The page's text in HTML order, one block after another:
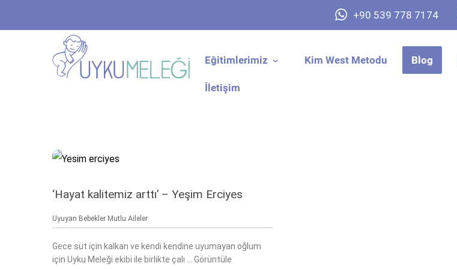
+90 539 778 7174
Eğitimlerimiz Kim West Metodu Blog
İletişim
‘Hayat kalitemiz arttı’ – Yeşim Erciyes
Uyuyan Bebekler Mutlu Aileler
Gece süt için kalkan ve kendi kendine uyumayan oğlum
için Uyku Meleği ekibi ile birlikte çalı ... Görüntüle